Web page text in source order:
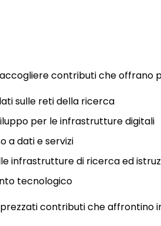
contributi che offrano
sulle reti della ricerca
per le infrastrutture digitali
a dati e servizi
infrastrutture di ricerca ed
tecnologico
contributi che affrontino